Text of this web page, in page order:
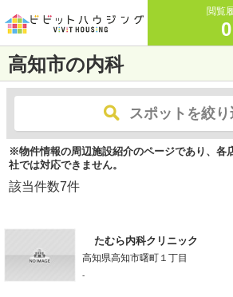
閲覧
0
高知市の内科
スポットを絞
※物件情報の周辺施設紹介のページであり、各
社では対応できません。
該当件数7件
たむら内科クリニック
高知県高知市曙町１丁目
-